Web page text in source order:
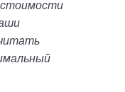
стоимости